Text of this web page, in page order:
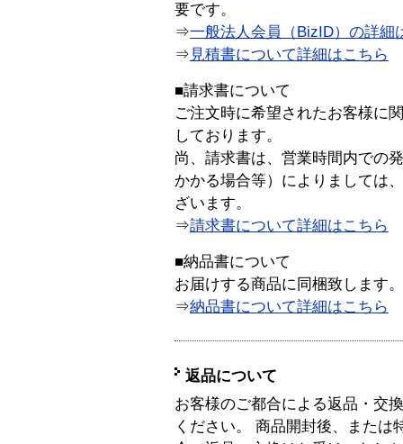
要です。
⇒一般法人会員（BizID）の詳細
⇒ 見積書について詳細はこちら
■請求書について
ご注文時に希望されたお客様に
しております。
尚、請求書は、営業時間内での
かかる場合等）によりましては
ざいます。
⇒請求書について詳細はこちら
■納品書について
お届けする商品に同梱致します。
⇒納品書について詳細はこちら
返品について
お客様のご都合による返品・交
ください。 商品開封後、または